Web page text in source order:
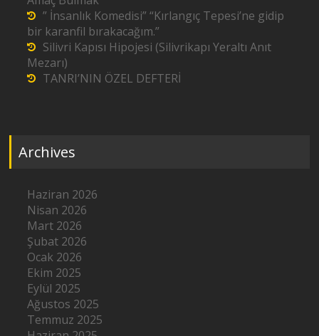
” İnsanlık Komedisi” “Kırlangıç Tepesi’ne gidip
bir karanfil bırakacağım.”
Silivri Kapısı Hipojesi (Silivrikapı Yeraltı Anıt
Mezarı)
TANRI’NIN ÖZEL DEFTERİ
Archives
Haziran 2026
Nisan 2026
Mart 2026
Şubat 2026
Ocak 2026
Ekim 2025
Eylül 2025
Ağustos 2025
Temmuz 2025